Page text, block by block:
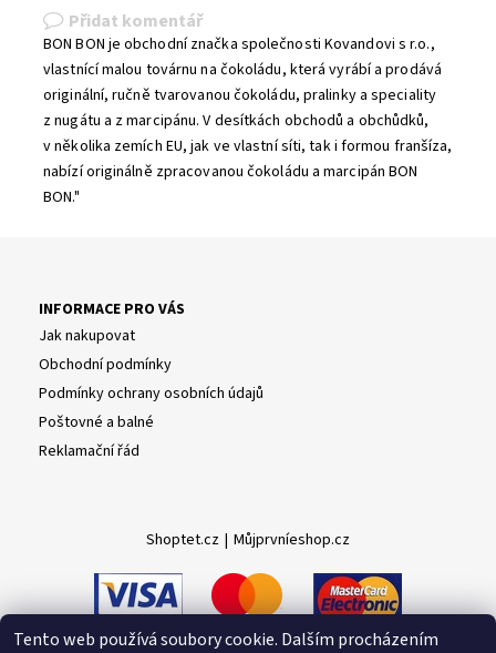
Přidat komentář
BON BON je obchodní značka společnosti Kovandovi s r.o.,
vlastnící malou továrnu na čokoládu, která vyrábí a prodává
originální, ručně tvarovanou čokoládu, pralinky a speciality
z nugátu a z marcipánu. V desítkách obchodů a obchůdků,
v několika zemích EU, jak ve vlastní síti, tak i formou franšíza,
nabízí originálně zpracovanou čokoládu a marcipán BON
BON."
INFORMACE PRO VÁS
Jak nakupovat
Obchodní podmínky
Podmínky ochrany osobních údajů
Poštovné a balné
Reklamační řád
Shoptet.cz | Můjprvníeshop.cz
Tento web používá soubory cookie. Dalším procházením